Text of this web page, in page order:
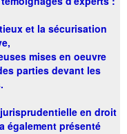
et la sécurisation
mises en oeuvre
parties devant les
en droit
également présenté